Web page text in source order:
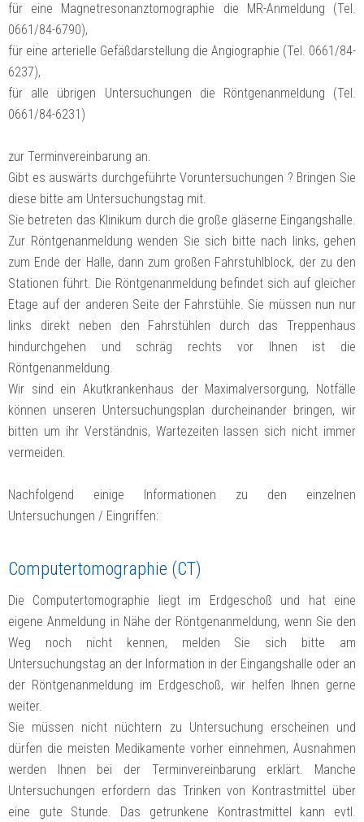
für eine Magnetresonanztomographie die MR-Anmeldung (Tel.
0661/84-6790),
für eine arterielle Gefäßdarstellung die Angiographie (Tel. 0661/84-
6237),
für alle übrigen Untersuchungen die Röntgenanmeldung (Tel.
0661/84-6231)
zur Terminvereinbarung an.
Gibt es auswärts durchgeführte Voruntersuchungen ? Bringen Sie
diese bitte am Untersuchungstag mit.
Sie betreten das Klinikum durch die große gläserne Eingangshalle.
Zur Röntgenanmeldung wenden Sie sich bitte nach links, gehen
zum Ende der Halle, dann zum großen Fahrstuhlblock, der zu den
Stationen führt. Die Röntgenanmeldung befindet sich auf gleicher
Etage auf der anderen Seite der Fahrstühle. Sie müssen nun nur
links direkt neben den Fahrstühlen durch das Treppenhaus
hindurchgehen und schräg rechts vor Ihnen ist die
Röntgenanmeldung.
Wir sind ein Akutkrankenhaus der Maximalversorgung, Notfälle
können unseren Untersuchungsplan durcheinander bringen, wir
bitten um ihr Verständnis, Wartezeiten lassen sich nicht immer
vermeiden.
Nachfolgend einige Informationen zu den einzelnen
Untersuchungen / Eingriffen:
Computertomographie (CT)
Die Computertomographie liegt im Erdgeschoß und hat eine
eigene Anmeldung in Nähe der Röntgenanmeldung, wenn Sie den
Weg noch nicht kennen, melden Sie sich bitte am
Untersuchungstag an der Information in der Eingangshalle oder an
der Röntgenanmeldung im Erdgeschoß, wir helfen Ihnen gerne
weiter.
Sie müssen nicht nüchtern zu Untersuchung erscheinen und
dürfen die meisten Medikamente vorher einnehmen, Ausnahmen
werden Ihnen bei der Terminvereinbarung erklärt. Manche
Untersuchungen erfordern das Trinken von Kontrastmittel über
eine gute Stunde. Das getrunkene Kontrastmittel kann evtl.